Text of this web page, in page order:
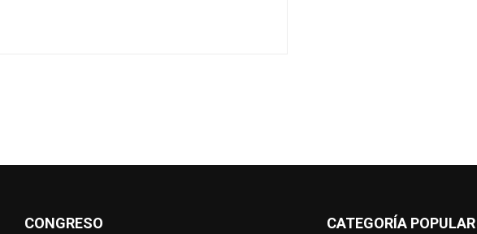
CONGRESO CATEGORÍA POPULAR